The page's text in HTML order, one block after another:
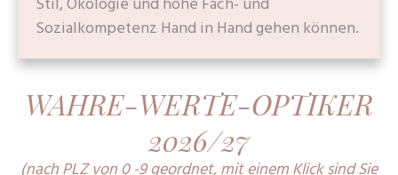
Sozialkompetenz Hand in Hand gehen können.
WAHRE-WERTE-OPTIKER
2026/27